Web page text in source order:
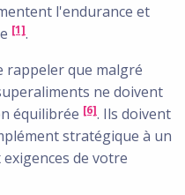
l'endurance et
[1].
rappeler que malgré
ne doivent
équilibrée [6]. Ils doivent
stratégique à un
de votre